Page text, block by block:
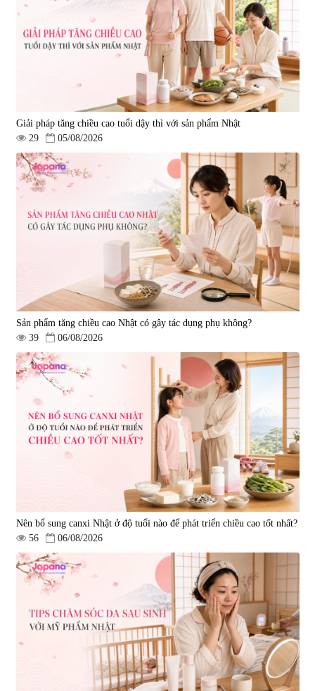
trợ tăng cường sinh lực
Tohchukasou Premium Yo
Group 180 viên - Date 08/2027
33.654
2.500.000 đ
NMN+ 3D Face Mask Luxury (8
miếng)
| 0
1.890.000 đ
Viên uống bổ não Ribeto Shoji
Ichoha Ekisu Plus - 90 viên
| 57.920
1.450.000 đ
Viên uống hỗ trợ tăng cường
sinh lý nam Fujina Monster Shot
150 viên
|12.480
880.000 đ
Viên uống chống lão hóa, tăng
sức khỏe Yangmiwa NMN 60
viên
5.500.000 đ
Viên uống phòng ngừa đột quỵ,
tai biến Nattokinase Nano
Premium 120 viên
|149.877
2.290.000 đ
Giải pháp tăng chiều cao tuổi dậy thì với sản phẩm Nhật
29
05/08/2026
Sản phẩm tăng chiều cao Nhật có gây tác dụng phụ không?
39
06/08/2026
Nên bổ sung canxi Nhật ở độ tuổi nào để phát triển chiều cao tốt nhất?
56
06/08/2026